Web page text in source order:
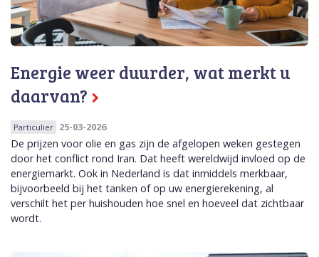
Energie weer duurder, wat merkt u
daarvan?
Particulier 25-03-2026
De prijzen voor olie en gas zijn de afgelopen weken gestegen
door het conflict rond Iran. Dat heeft wereldwijd invloed op de
energiemarkt. Ook in Nederland is dat inmiddels merkbaar,
bijvoorbeeld bij het tanken of op uw energierekening, al
verschilt het per huishouden hoe snel en hoeveel dat zichtbaar
wordt.